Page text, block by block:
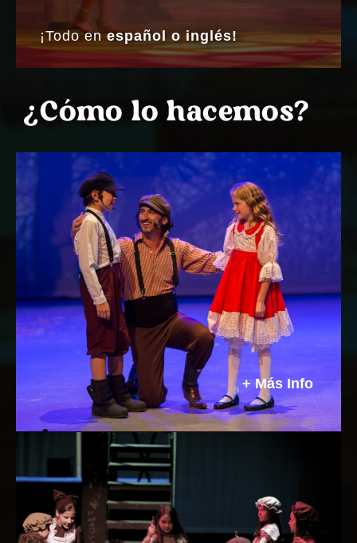
¡Todo enespañol o inglés!
¿Cómo lo hacemos?
+ Más Info
Musicales
Muy apetecido por los colegios ya que une
baile, canto y actuación en un mismo show,
resaltando el trabajo en grupo y los
diferentes talentos de los estudiantes.
Podemos adaptar los grandes clásicos de
Broadway o crear un musical a partir de una
obra de teatro o película.
Obras de Teatro
Puedes preferir desarrollar una obra de